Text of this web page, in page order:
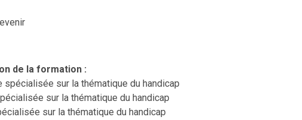
de la formation :
spécialisée sur la thématique du handicap
sur la thématique du handicap
sur la thématique du handicap